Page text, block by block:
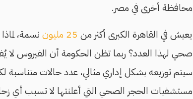
محافظة أخرى في مصر.
يعيش في القاهرة الكبرى أكثر من 25 مليون
نسمة،
صحي لهذا العدد؟ ربما تظن الحكومة أن الفيروس لا
سيتم توزيعه بشكل إداري مثالي، عدد حالات
مستشفيات الحجر الصحي التي أعلنتها لا تسبب أي